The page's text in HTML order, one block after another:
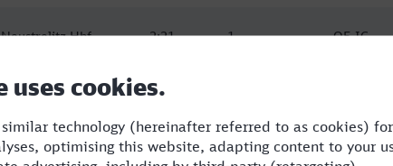
Neustrelitz Hbf
2:21 1 OE,IC
Neustrelitz Hbf
2:54 0 OE